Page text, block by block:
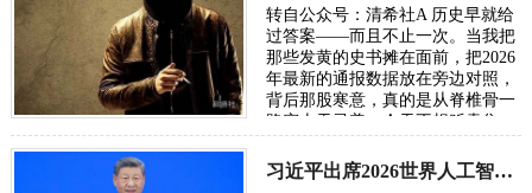
转自公众号：清希社A 历史早就给
过答案——而且不止一次。当我把
那些发黄的史书摊在面前，把2026
年最新的通报数据放在旁边对照，
背后那股寒意，真的是从脊椎骨一
路窜上天灵盖。今天不想贩卖焦
算清楚。因为…
习近平出席2026世界人工智能大会呼吁携手构建公正合理的全球人工智能治理体系